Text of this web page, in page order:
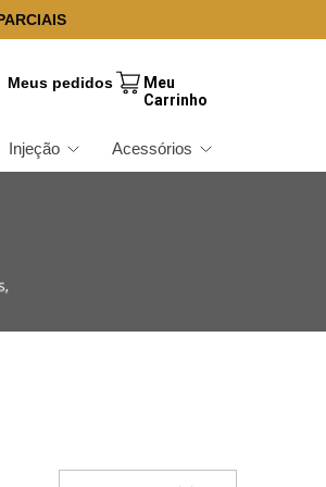
Meus pedidos
Injeção Acessórios